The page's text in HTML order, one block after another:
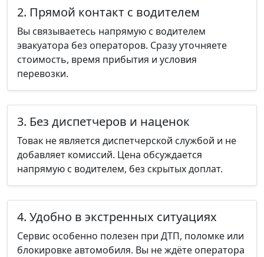
2. Прямой контакт с водителем
Вы связываетесь напрямую с водителем
эвакуатора без операторов. Сразу уточняете
стоимость, время прибытия и условия
перевозки.
3. Без диспетчеров и наценок
Товак не является диспетчерской службой и не
добавляет комиссий. Цена обсуждается
напрямую с водителем, без скрытых доплат.
4. Удобно в экстренных ситуациях
Сервис особенно полезен при ДТП, поломке или
блокировке автомобиля. Вы не ждёте оператора